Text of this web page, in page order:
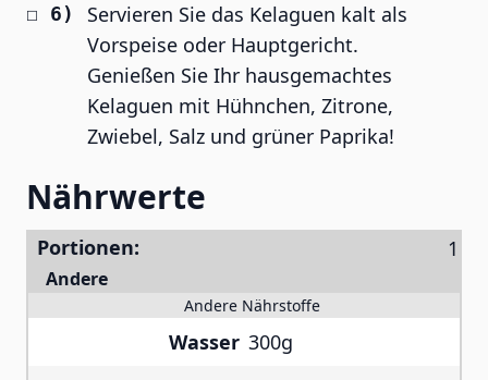
Servieren Sie das Kelaguen kalt als
Vorspeise oder Hauptgericht.
Genießen Sie Ihr hausgemachtes
Kelaguen mit Hühnchen, Zitrone,
Zwiebel, Salz und grüner Paprika!
Nährwerte
Portionen:
Andere
Andere Nährstoffe
Wasser 300g